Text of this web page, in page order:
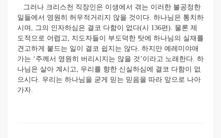
그러나 크리스천 직장인은 이생에서 겪는 이러한 불공정한
일들에서 영원히 허우적거리지 않을 것이다. 하나님은 통치하
시며, 그의 인자하심은 결코 다함이 없다(시 136편). 물론 제
도적으로 어렵고, 지도자들이 부도덕한 탓에 하나님의 실재를
견고하게 붙드는 일이 결코 쉽지는 않다. 하지만 예레미야애
가는 ‘주께서 영원히 버리시지는 않을 것’이라고 노래한다. 하
나님은 살아 계시고, 우리를 향한 신실하심에 결코 다함이 없
으시다. 우리는 하나님을 굳게 믿는 믿음을 따라 앞으로 나아
가자.